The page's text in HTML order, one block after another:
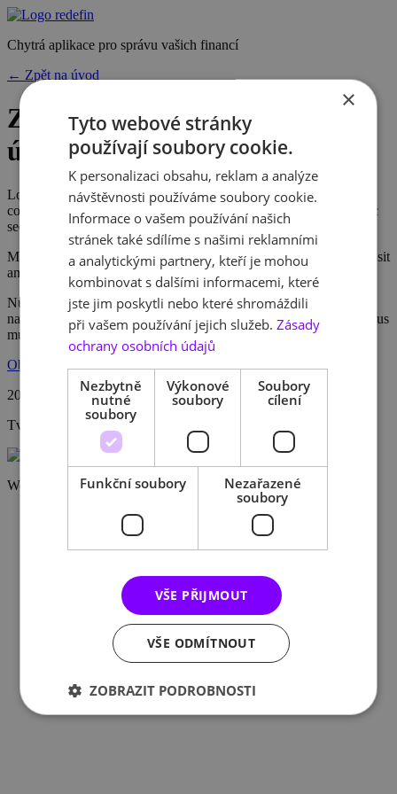
Chytrá aplikace pro správu vašich financí
← Zpět na úvod
Zásady ochrany osobních
údajů
Lorem ipsum dolor sit amet, consectetur adipiscing elit. Praesent
commodo cursus magna, vel scelerisque nisl consectetur et. Donec
sed odio dui.
Maecenas faucibus mollis interdum. Cras mattis consectetur purus sit
amet fermentum. Aenean lacinia bibendum nulla sed consectetur.
Nullam quis risus eget urna mollis ornare vel eu leo. Cum sociis
natoque penatibus et magnis dis parturient montes, nascetur ridiculus
mus.
Obchodní podmínky
2026 © TKKKB,s.r.o.
Tvorba stránek:
Mani marketing agency
Webdesign objevil
×
Tyto webové stránky
používají soubory cookie.
K personalizaci obsahu, reklam a analýze
návštěvnosti používáme soubory cookie.
Informace o vašem používání našich
stránek také sdílíme s našimi reklamními
a analytickými partnery, kteří je mohou
kombinovat s dalšími informacemi, které
jste jim poskytli nebo které shromáždili
při vašem používání jejich služeb.Zásady
ochrany osobních údajů
Nezbytně
nutné
soubory
Výkonové
soubory
Soubory
cílení
Funkční soubory
Nezařazené
soubory
VŠE PŘIJMOUT
VŠE ODMÍTNOUT
ZOBRAZIT PODROBNOSTI
POWERED BY COOKIESCRIPT